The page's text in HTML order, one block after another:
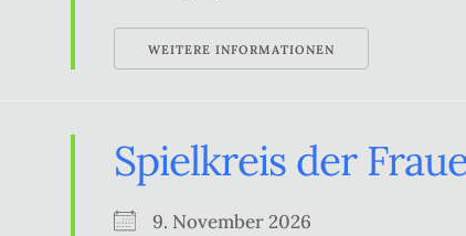
WEITERE INFORMATIONEN
Spielkreis der
9. November 2026